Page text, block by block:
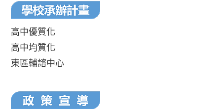
高中優質化
高中均質化
東區輔諮中心